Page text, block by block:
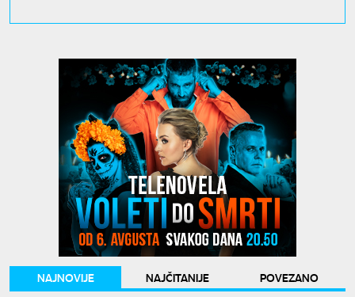
NAJNOVIJE NAJČITANIJE
POVEZANO